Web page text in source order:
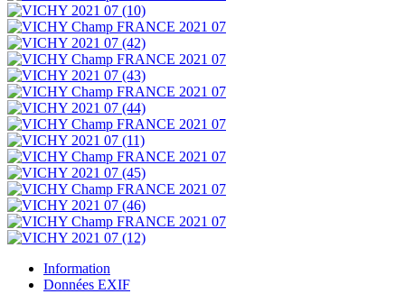
Information
Données EXIF